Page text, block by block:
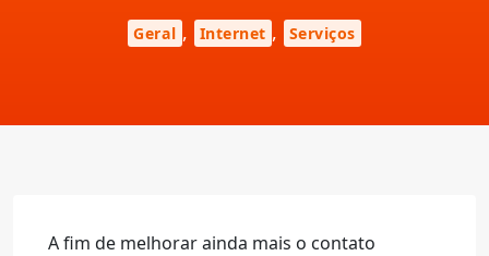
Geral , Internet , Serviços
A fim de melhorar ainda mais o contato